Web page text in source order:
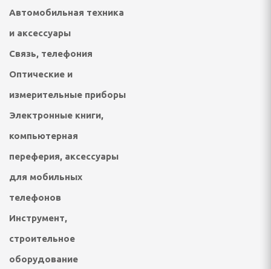
плиты
машины
ДЛЯ
электрические
Автомобильная техника
и аксессуары
Связь, телефония
Оптические и
измерительные приборы
Электронные книги,
компьютерная
переферия, аксессуары
для мобильных
телефонов
Инструмент,
строительное
оборудование